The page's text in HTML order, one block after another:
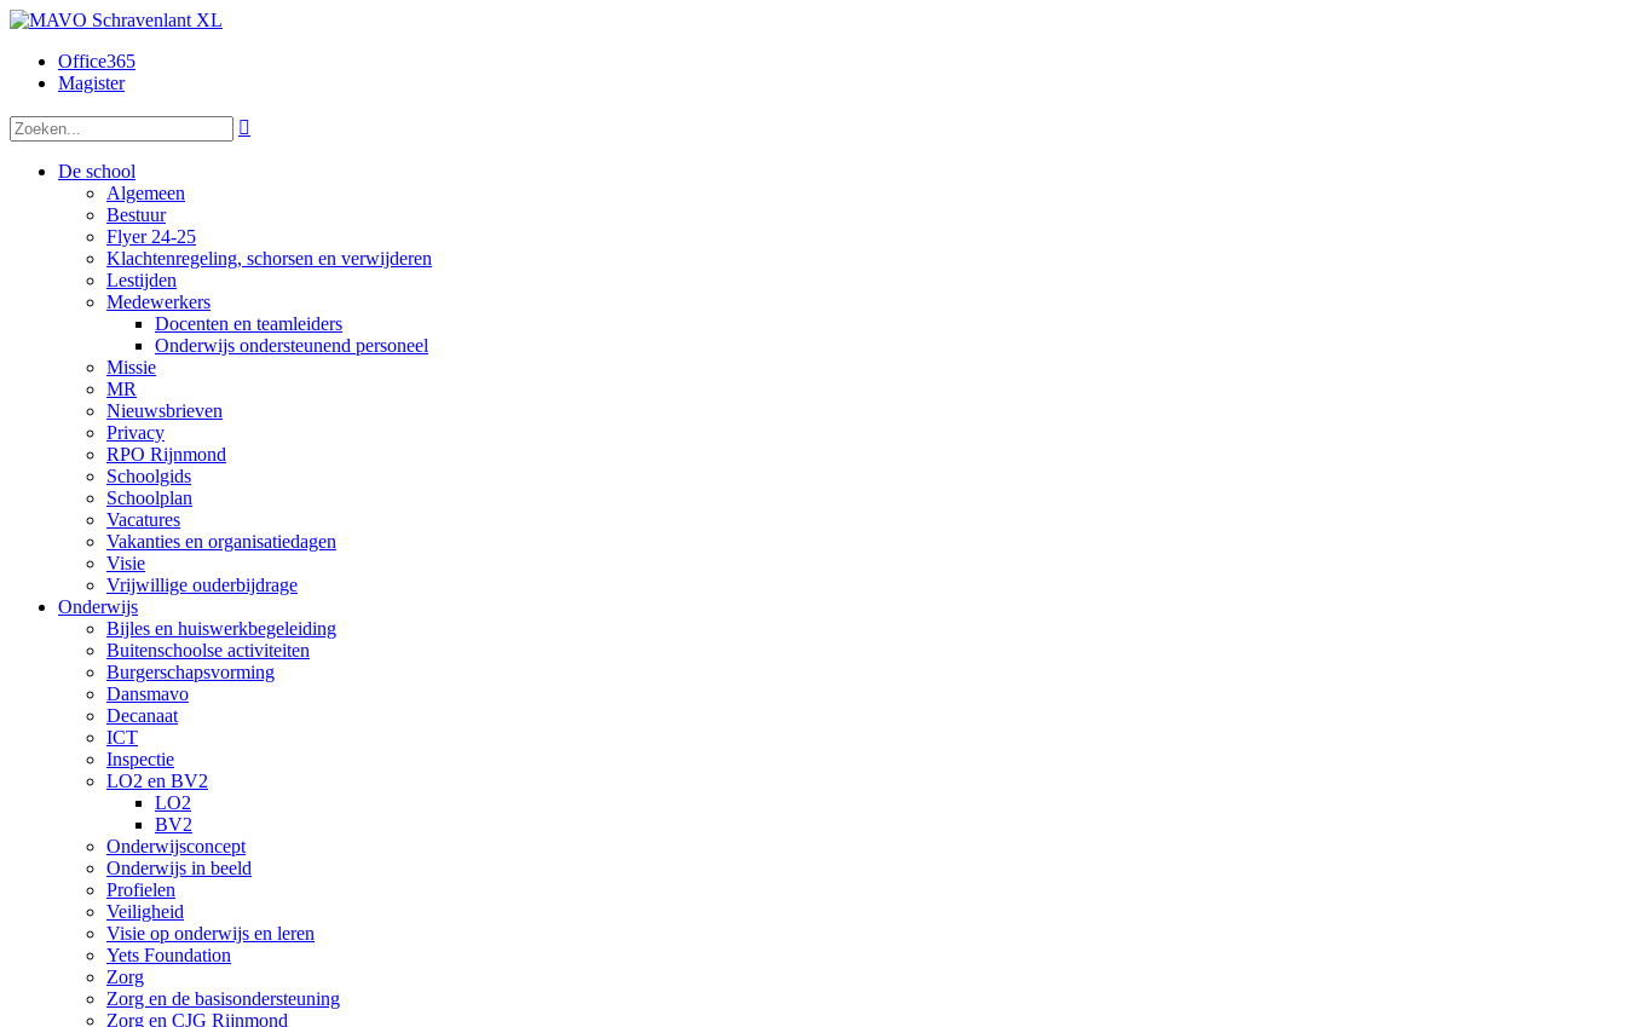
Office365
Magister

De school
Algemeen
Bestuur
Flyer 24-25
Klachtenregeling, schorsen en verwijderen
Lestijden
Medewerkers
Docenten en teamleiders
Onderwijs ondersteunend personeel
Missie
MR
Nieuwsbrieven
Privacy
RPO Rijnmond
Schoolgids
Schoolplan
Vacatures
Vakanties en organisatiedagen
Visie
Vrijwillige ouderbijdrage
Onderwijs
Bijles en huiswerkbegeleiding
Buitenschoolse activiteiten
Burgerschapsvorming
Dansmavo
Decanaat
ICT
Inspectie
LO2 en BV2
LO2
BV2
Onderwijsconcept
Onderwijs in beeld
Profielen
Veiligheid
Visie op onderwijs en leren
Yets Foundation
Zorg
Zorg en de basisondersteuning
Zorg en CJG Rijnmond